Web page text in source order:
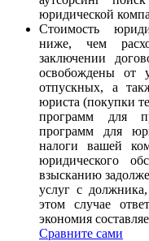
юридической
Стоимость
ниже, чем
заключении
освобождены от
отпускных, а
юриста (покупки
программ для
программ для
налоги вашей
юридического
взысканию
услуг с
этом случае
экономия
Сравните сами